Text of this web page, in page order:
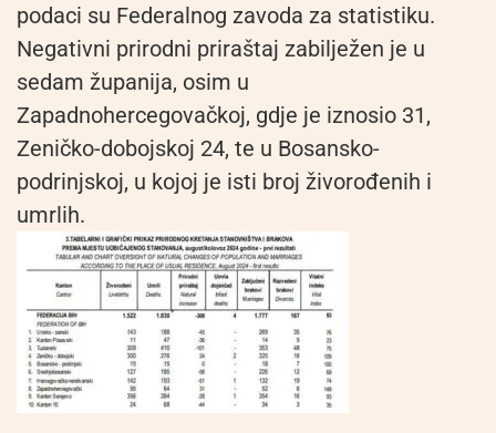
podaci su Federalnog zavoda za statistiku.
Negativni prirodni priraštaj zabilježen je u
sedam županija, osim u
Zapadnohercegovačkoj, gdje je iznosio 31,
Zeničko-dobojskoj 24, te u Bosansko-
podrinjskoj, u kojoj je isti broj živorođenih i
umrlih.